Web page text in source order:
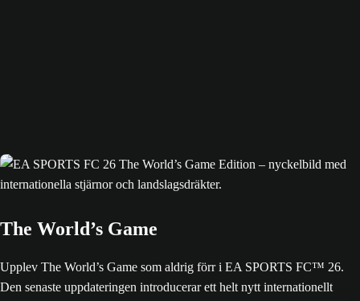
The World’s Game
Upplev The World’s Game som aldrig förr i EA SPORTS FC™ 26.
Den senaste uppdateringen introducerar ett helt nytt internationellt